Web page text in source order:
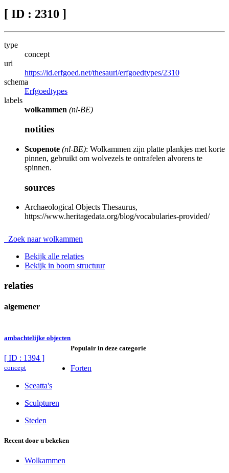
[ ID : 2310 ]
type
concept
uri
https://id.erfgoed.net/thesauri/erfgoedtypes/2310
schema
Erfgoedtypes
labels
wolkammen (nl-BE)
notities
Scopenote (nl-BE): Wolkammen zijn platte plankjes met korte
pinnen, gebruikt om wolvezels te ontrafelen alvorens te
spinnen.
sources
Archaeological Objects Thesaurus,
https://www.heritagedata.org/blog/vocabularies-provided/
Zoek naar wolkammen
Bekijk alle relaties
Bekijk in boom structuur
relaties
algemener
ambachtelijke objecten
[ ID : 1394 ]
concept
Populair in deze categorie
Forten
Sceatta's
Sculpturen
Steden
Recent door u bekeken
Wolkammen